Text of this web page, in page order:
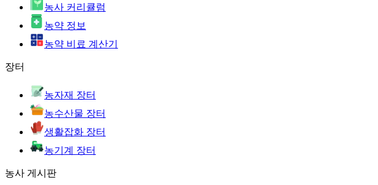
농사 커리큘럼
농약 정보
농약 비료 계산기
장터
농자재 장터
농수산물 장터
생활잡화 장터
농기계 장터
농사 게시판